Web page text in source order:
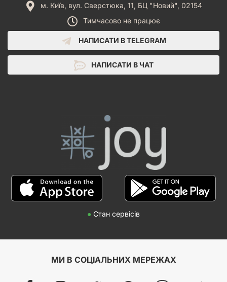
м. Київ, вул. Сверстюка, 11, БЦ "Новий", 02154
Тимчасово не працює
НАПИСАТИ В TELEGRAM
НАПИСАТИ В ЧАТ
● Стан сервісів
МИ В СОЦІАЛЬНИХ МЕРЕЖАХ